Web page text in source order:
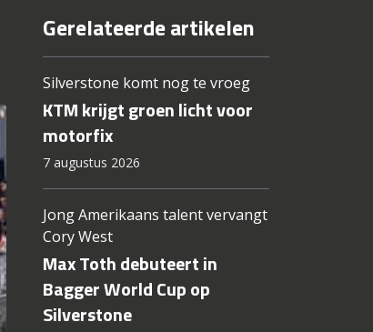
Gerelateerde artikelen
Silverstone komt nog te vroeg
KTM krijgt groen licht voor
motorfix
7 augustus 2026
Jong Amerikaans talent vervangt
Cory West
Max Toth debuteert in
Bagger World Cup op
Silverstone